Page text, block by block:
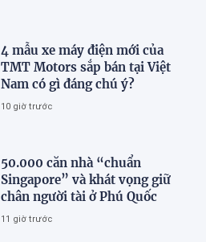
4 mẫu xe máy điện mới của
TMT Motors sắp bán tại Việt
Nam có gì đáng chú ý?
10 giờ trước
50.000 căn nhà “chuẩn
Singapore” và khát vọng giữ
chân người tài ở Phú Quốc
11 giờ trước